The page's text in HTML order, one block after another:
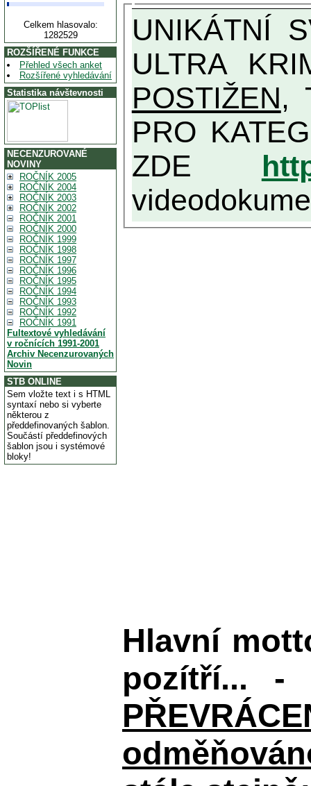
Celkem hlasovalo:
1282529
ROZŠÍŘENÉ FUNKCE
Přehled všech anket
Rozšířené vyhledávání
Statistika návštevnosti
NECENZUROVANÉ
NOVINY
ROČNÍK 2005
ROČNÍK 2004
ROČNÍK 2003
ROČNÍK 2002
ROČNÍK 2001
ROČNÍK 2000
ROČNÍK 1999
ROČNÍK 1998
ROČNÍK 1997
ROČNÍK 1996
ROČNÍK 1995
ROČNÍK 1994
ROČNÍK 1993
ROČNÍK 1992
ROČNÍK 1991
Fultextové vyhledávání
v ročnících 1991-2001
Archiv Necenzurovaných
Novin
STB ONLINE
Sem vložte text i s HTML
syntaxí nebo si vyberte
některou z
předdefinovaných šablon.
Součástí předdefinových
šablon jsou i systémové
bloky!
UNIKÁTNÍ SVĚDECTVÍ ZE SOUČASNOSTI: PŘEDSEDA VLASTIZRÁDNÉ VLÁDY KGB MIMOŘÁDNĚ DETAILNĚ O
ULTRA
POSTIŽEN,
PRO KATEGORII TĚCH VŮBEC
ZDE
Hlavní
pozítří...